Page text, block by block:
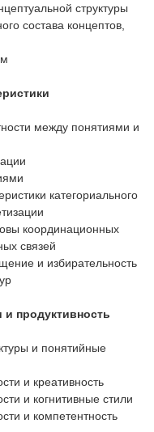
структуры
состава концептов,
между понятиями и
категориального
координационных
связей
и избирательность
и продуктивность
и понятийные
и креативность
и когнитивные стили
и компетентность